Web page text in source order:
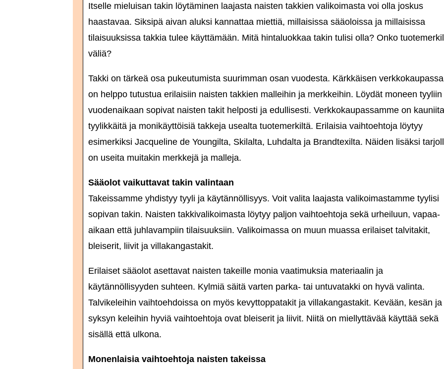
Itselle mieluisan takin löytäminen laajasta naisten takkien valikoimasta voi olla joskus
haastavaa. Siksipä aivan aluksi kannattaa miettiä, millaisissa sääoloissa ja millaisissa
tilaisuuksissa takkia tulee käyttämään. Mitä hintaluokkaa takin tulisi olla? Onko
väliä?
Takki on tärkeä osa pukeutumista suurimman osan vuodesta. Kärkkäisen verkkokaupassa
on helppo tutustua erilaisiin naisten takkien malleihin ja merkkeihin. Löydät moneen tyyliin
vuodenaikaan sopivat naisten takit helposti ja edullisesti. Verkkokaupassamme on
tyylikkäitä ja monikäyttöisiä takkeja usealta tuotemerkiltä. Erilaisia vaihtoehtoja löytyy
esimerkiksi Jacqueline de Youngilta, Skilalta, Luhdalta ja Brandtexilta. Näiden lisäksi
on useita muitakin merkkejä ja malleja.
Sääolot vaikuttavat takin valintaan
Takeissamme yhdistyy tyyli ja käytännöllisyys. Voit valita laajasta valikoimastamme tyylisi
sopivan takin. Naisten takkivalikoimasta löytyy paljon vaihtoehtoja sekä urheiluun, vapaa-
aikaan että juhlavampiin tilaisuuksiin. Valikoimassa on muun muassa erilaiset talvitakit,
bleiserit, liivit ja villakangastakit.
Erilaiset sääolot asettavat naisten takeille monia vaatimuksia materiaalin ja
käytännöllisyyden suhteen. Kylmiä säitä varten parka- tai untuvatakki on hyvä valinta.
Talvikeleihin vaihtoehdoissa on myös kevyttoppatakit ja villakangastakit. Kevään, kesän ja
syksyn keleihin hyviä vaihtoehtoja ovat bleiserit ja liivit. Niitä on miellyttävää käyttää sekä
sisällä että ulkona.
Monenlaisia vaihtoehtoja naisten takeissa